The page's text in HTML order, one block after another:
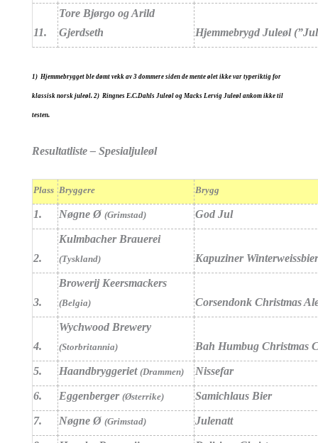
11.
Tore Bjørgo og Arild
Gjerdseth
Hjemmebrygd Juleøl
1) Hjemmebrygget ble dømt vekk av 3 dommere siden de mente ølet ikke var typeriktig for
klassisk norsk juleøl. 2) Ringnes E.C.Dahls Juleøl og Macks Lervig Juleøl ankom ikke til
testen.
Resultatliste – Spesialjuleøl
Plass Bryggere Brygg
1. Nøgne Ø (Grimstad) God Jul
2.
Kulmbacher Brauerei
(Tyskland) Kapuziner Winterweissbier
3.
Browerij Keersmackers
(Belgia) Corsendonk Christmas
4.
Wychwood Brewery
(Storbritannia) Bah Humbug Christmas
5. Haandbryggeriet (Drammen) Nissefar
6. Eggenberger (Østerrike) Samichlaus Bier
7. Nøgne Ø (Grimstad) Julenatt